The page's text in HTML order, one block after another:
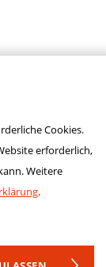
Cookies.
erforderlich,
Weitere
.